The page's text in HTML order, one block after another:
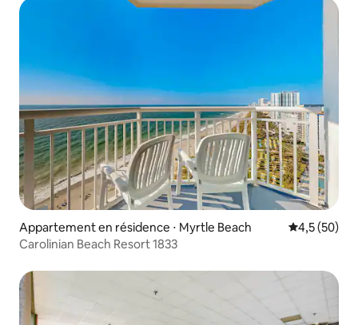
Appartement en résidence ⋅ Myrtle Beach Évaluation
4,5 (50)
Carolinian Beach Resort 1833